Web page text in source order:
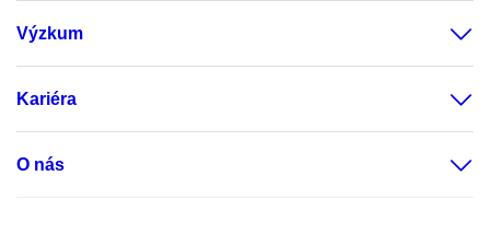
Výzkum
Kariéra
O nás